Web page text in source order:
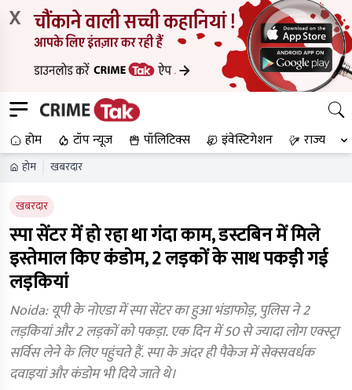
X
होम टॉप न्यूज पॉलिटिक्स इंवेस्टिगेशन राज्य
होम खबरदार
खबरदार
स्पा सेंटर में हो रहा था गंदा काम, डस्टबिन में मिले
इस्तेमाल किए कंडोम, 2 लड़कों के साथ पकड़ी गई
लड़कियां
Noida: यूपी के नोएडा में स्पा सेंटर का हुआ भंडाफोड़, पुलिस ने 2
लड़कियां और 2 लड़कों को पकड़ा. एक दिन में 50 से ज्यादा लोग एक्स्ट्रा
सर्विस लेने के लिए पहुंचते हैं. स्पा के अंदर ही पैकेज में सेक्सवर्धक
दवाइयां और कंडोम भी दिये जाते थे।